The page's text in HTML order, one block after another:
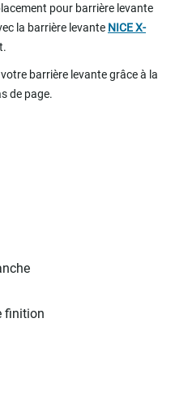
pour barrière levante
la barrière levante NICE X-
barrière levante grâce à la
de page.
finition